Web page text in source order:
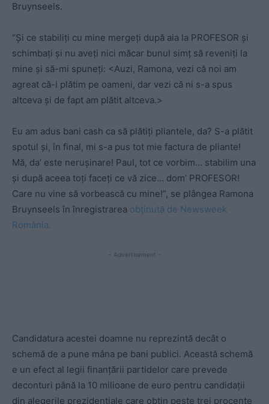
Bruynseels.
“Și ce stabiliți cu mine mergeți după aia la PROFESOR și
schimbați și nu aveți nici măcar bunul simț să reveniți la
mine și să-mi spuneți: <Auzi, Ramona, vezi că noi am
agreat că-i plătim pe oameni, dar vezi că ni s-a spus
altceva și de fapt am plătit altceva.>
Eu am adus bani cash ca să plătiți pliantele, da? S-a plătit
spotul și, în final, mi s-a pus tot mie factura de pliante!
Mă, da’ este nerușinare! Paul, tot ce vorbim… stabilim una
și după aceea toți faceți ce vă zice… dom’ PROFESOR!
Care nu vine să vorbească cu mine!”, se plângea Ramona
Bruynseels în înregistrarea obținută de Newsweek
România.
- Advertisement -
Candidatura acestei doamne nu reprezintă decât o
schemă de a pune mâna pe bani publici. Această schemă
e un efect al legii finanțării partidelor care prevede
deconturi până la 10 milioane de euro pentru candidații
din alegerile prezidențiale care obțin peste trei procente